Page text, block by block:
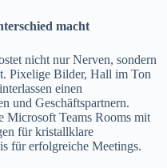
macht
nicht nur Nerven, sondern
Pixelige Bilder, Hall im Ton
einen
und Geschäftspartnern.
Microsoft Teams Rooms mit
für kristallklare
für erfolgreiche Meetings.